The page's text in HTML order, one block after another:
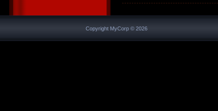
Copyright MyCorp © 2026